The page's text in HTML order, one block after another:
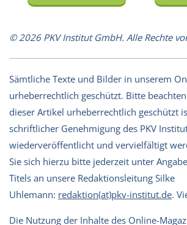
© 2026 PKV Institut GmbH. Alle Rechte
Sämtliche Texte und Bilder in unserem
urheberrechtlich geschützt. Bitte beachten
dieser Artikel urheberrechtlich geschützt
schriftlicher Genehmigung des PKV
wiederveröffentlicht und vervielfältigt
Sie sich hierzu bitte jederzeit unter
Titels an unsere Redaktionsleitung Silke
Uhlemann: redaktion(at)pkv-institut.de.
Die Nutzung der Inhalte des Online-